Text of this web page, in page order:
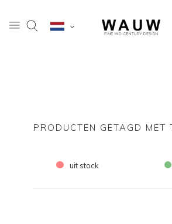
PRODUCTEN GETAGD MET
uit stock